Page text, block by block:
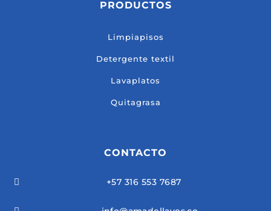
PRODUCTOS
Limpiapisos
Detergente textil
Lavaplatos
Quitagrasa
CONTACTO
 +57 316 553 7687